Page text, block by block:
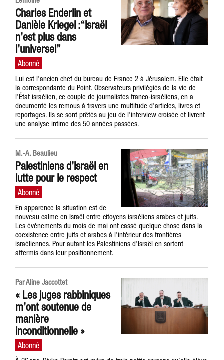
Charles Enderlin et
Danièle Kriegel :“Israël
n’est plus dans
l’universel”
Lui est l’ancien chef du bureau de France 2 à Jérusalem. Elle était
la correspondante du Point. Observateurs privilégiés de la vie de
l’État israélien, ce couple de journalistes franco-israéliens, en a
documenté les remous à travers une multitude d’articles, livres et
reportages. Ils se sont prêtés au jeu de l’interview croisée et livrent
une analyse intime des 50 années passées.
M.-A. Beaulieu
Palestiniens d’Israël en
lutte pour le respect
En apparence la situation est de
nouveau calme en Israël entre citoyens israéliens arabes et juifs.
Les événements du mois de mai ont cassé quelque chose dans la
coexistence entre juifs et arabes à l’intérieur des frontières
israéliennes. Pour autant les Palestiniens d’Israël en sortent
affermis dans leur positionnement.
Par Aline Jaccottet
« Les juges rabbiniques
m’ont soutenue de
manière
inconditionnelle »